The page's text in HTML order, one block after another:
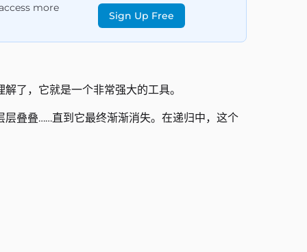
more
Sign Up Free
，它就是一个非常强大的工具。
层叠叠……直到它最终渐渐消失。在递归中，这个